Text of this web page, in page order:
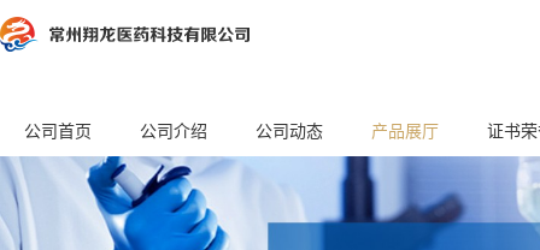
公司首页 公司介绍 公司动态 产品展厅 证书